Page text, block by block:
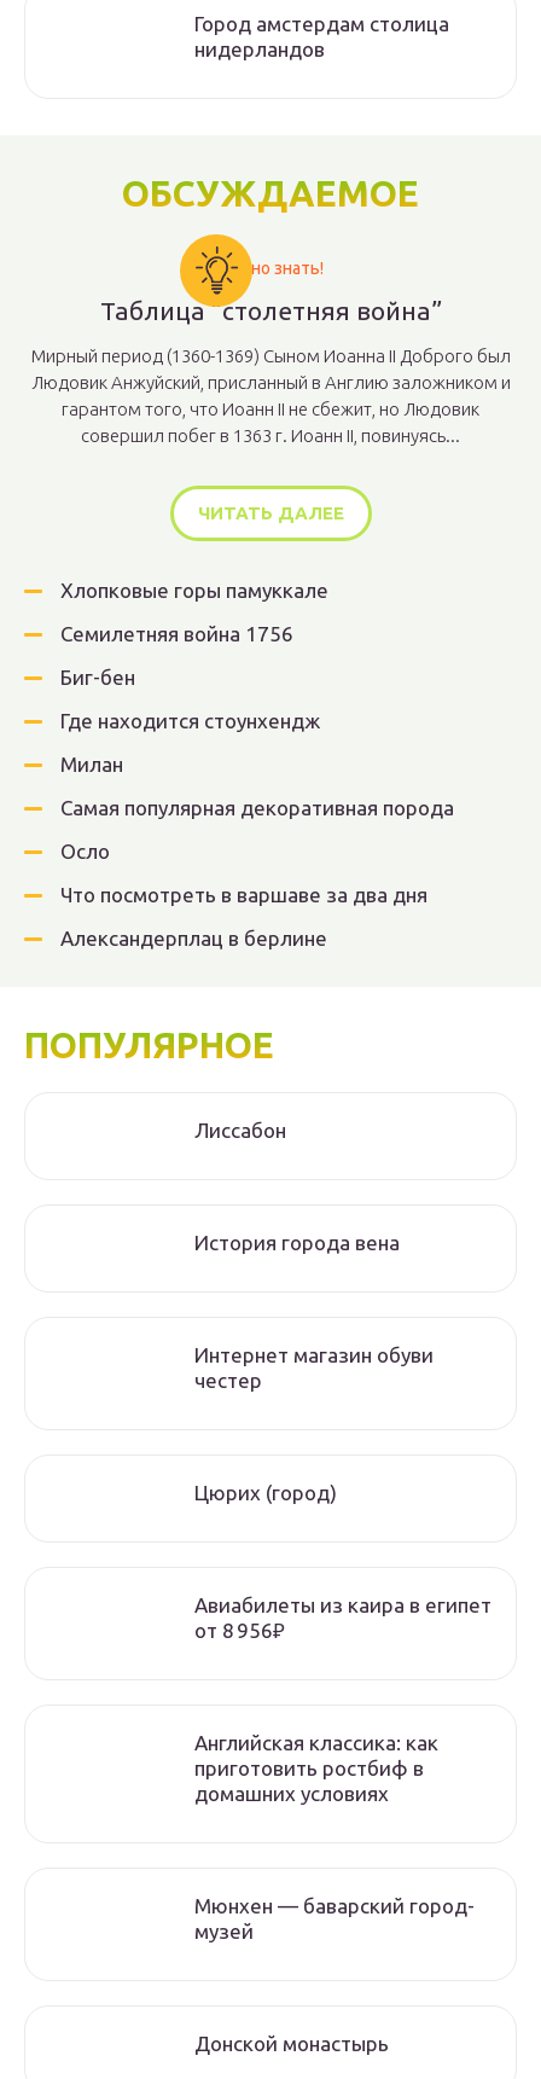
Город амстердам столица
нидерландов
ОБСУЖДАЕМОЕ
Важно знать!
Таблица “столетняя война”
Мирный период (1360-1369) Сыном Иоанна II Доброго был
Людовик Анжуйский, присланный в Англию заложником и
гарантом того, что Иоанн II не сбежит, но Людовик
совершил побег в 1363 г. Иоанн II, повинуясь...
ЧИТАТЬ ДАЛЕЕ
Хлопковые горы памуккале
Семилетняя война 1756
Биг-бен
Где находится стоунхендж
Милан
Самая популярная декоративная порода
Осло
Что посмотреть в варшаве за два дня
Александерплац в берлине
ПОПУЛЯРНОЕ
Лиссабон
История города вена
Интернет магазин обуви
честер
Цюрих (город)
Авиабилеты из каира в египет
от 8 956₽
Английская классика: как
приготовить ростбиф в
домашних условиях
Мюнхен — баварский город-
музей
Донской монастырь